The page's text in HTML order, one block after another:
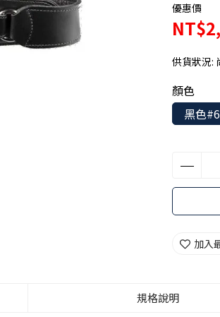
優惠價
供貨狀況:
顏色
黑色
加入
規格說明